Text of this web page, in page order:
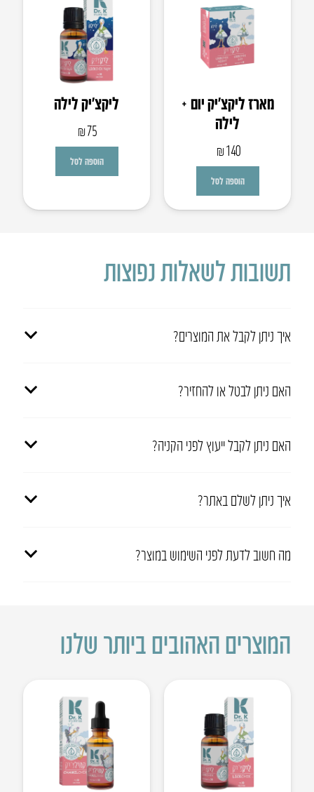
מארז ליקצ’יק יום +
לילה
₪140
הוספה לסל
ליקצ’יק לילה
₪75
הוספה לסל
תשובות לשאלות נפוצות
איך ניתן לקבל את המוצרים?
האם ניתן לבטל או להחזיר?
האם ניתן לקבל ייעוץ לפני הקניה?
איך ניתן לשלם באתר?
מה חשוב לדעת לפני השימוש במוצר?
המוצרים האהובים ביותר שלנו